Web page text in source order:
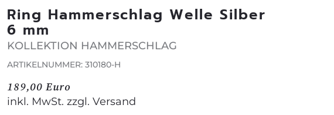
Ring Hammerschlag Welle Silber
6 mm
KOLLEKTION HAMMERSCHLAG
ARTIKELNUMMER: 310180-H
189,00 Euro
inkl. MwSt. zzgl. Versand